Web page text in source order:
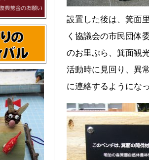
設置した後は、箕面
く協議会の市民団体
のお里ぷら、箕面観
活動時に見回り、異
に連絡するようにな